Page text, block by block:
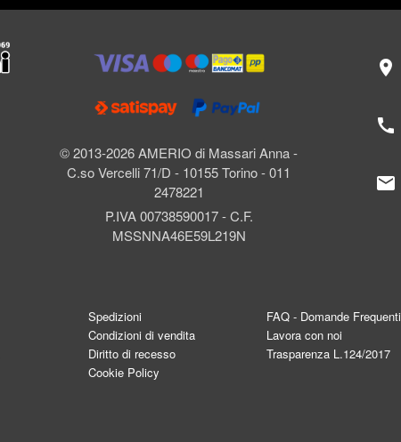
© 2013-2026 AMERIO di Massari Anna -
C.so Vercelli 71/D - 10155 Torino - 011
2478221
P.IVA 00738590017 - C.F.
MSSNNA46E59L219N
location_on
call
mail
Spedizioni
Condizioni di vendita
Diritto di recesso
Cookie Policy
FAQ - Domande Frequenti
Lavora con noi
Trasparenza L.124/2017